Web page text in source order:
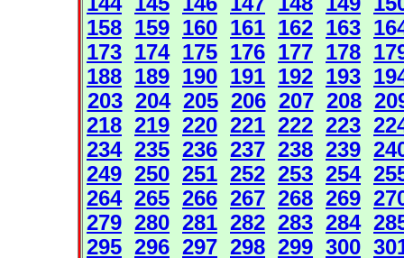
158 159 160 161 162 163
173 174 175 176 177 178
188 189 190 191 192 193
203 204 205 206 207 208
218 219 220 221 222 223
234 235 236 237 238 239
249 250 251 252 253 254
264 265 266 267 268 269
279 280 281 282 283 284
295 296 297 298 299 300